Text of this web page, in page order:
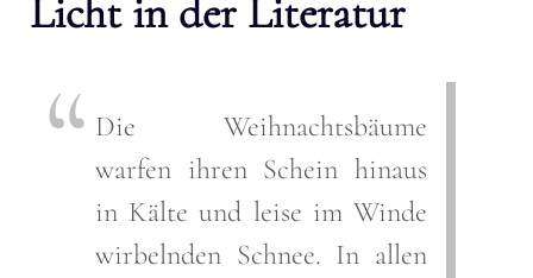
Licht in der Literatur
Die Weihnachtsbäume
warfen ihren Schein hinaus
in Kälte und leise im Winde
wirbelnden Schnee. In allen